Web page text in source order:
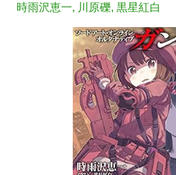
時雨沢恵一, 川原礫, 黒星紅白